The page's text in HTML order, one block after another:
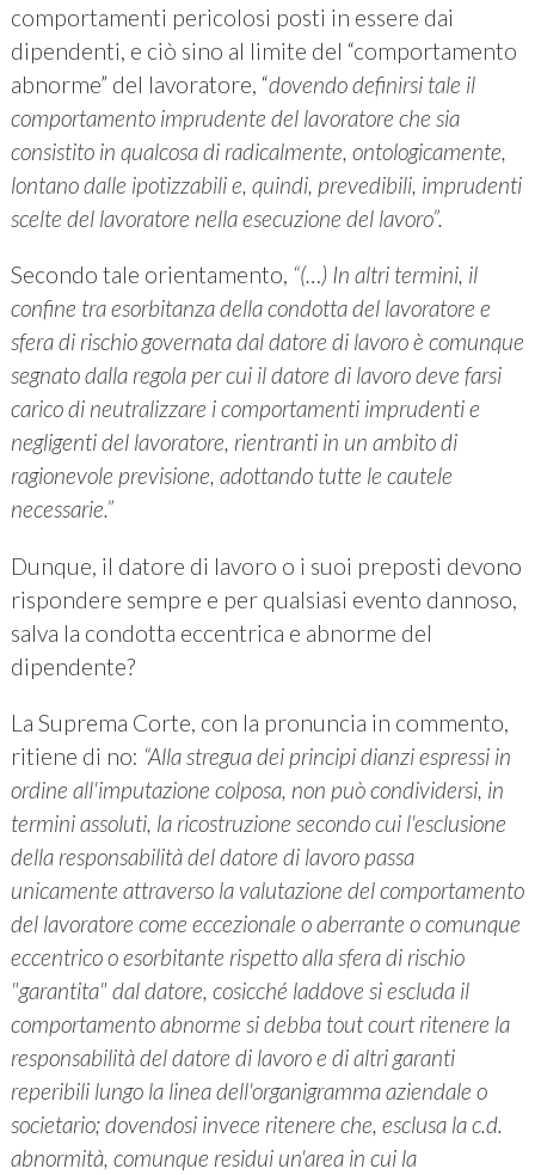
comportamenti pericolosi posti in essere dai
dipendenti, e ciò sino al limite del “comportamento
abnorme” del lavoratore, “dovendo definirsi tale il
comportamento imprudente del lavoratore che sia
consistito in qualcosa di radicalmente, ontologicamente,
lontano dalle ipotizzabili e, quindi, prevedibili, imprudenti
scelte del lavoratore nella esecuzione del lavoro”.
Secondo tale orientamento, “(…) In altri termini, il
confine tra esorbitanza della condotta del lavoratore e
sfera di rischio governata dal datore di lavoro è comunque
segnato dalla regola per cui il datore di lavoro deve farsi
carico di neutralizzare i comportamenti imprudenti e
negligenti del lavoratore, rientranti in un ambito di
ragionevole previsione, adottando tutte le cautele
necessarie.”
Dunque, il datore di lavoro o i suoi preposti devono
rispondere sempre e per qualsiasi evento dannoso,
salva la condotta eccentrica e abnorme del
dipendente?
La Suprema Corte, con la pronuncia in commento,
ritiene di no: “Alla stregua dei principi dianzi espressi in
ordine all'imputazione colposa, non può condividersi, in
termini assoluti, la ricostruzione secondo cui l'esclusione
della responsabilità del datore di lavoro passa
unicamente attraverso la valutazione del comportamento
del lavoratore come eccezionale o aberrante o comunque
eccentrico o esorbitante rispetto alla sfera di rischio
"garantita" dal datore, cosicché laddove si escluda il
comportamento abnorme si debba tout court ritenere la
responsabilità del datore di lavoro e di altri garanti
reperibili lungo la linea dell'organigramma aziendale o
societario; dovendosi invece ritenere che, esclusa la c.d.
abnormità, comunque residui un'area in cui la